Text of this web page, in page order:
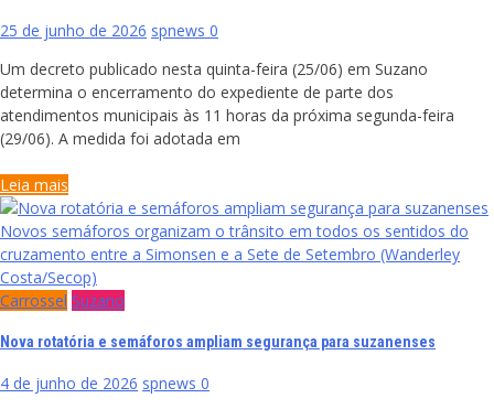
25 de junho de 2026 spnews 0
Um decreto publicado nesta quinta-feira (25/06) em Suzano
determina o encerramento do expediente de parte dos
atendimentos municipais às 11 horas da próxima segunda-feira
(29/06). A medida foi adotada em
Leia mais
Novos semáforos organizam o trânsito em todos os sentidos do
cruzamento entre a Simonsen e a Sete de Setembro (Wanderley
Costa/Secop)
Carrossel Suzano
Nova rotatória e semáforos ampliam segurança para suzanenses
4 de junho de 2026 spnews 0